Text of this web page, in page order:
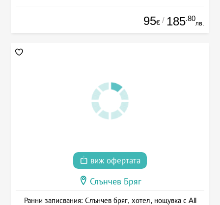
95€ / 185.80
лв.
виж офертата
Слънчев Бряг
Ранни записвания: Слънчев бряг, хотел, нощувка с All